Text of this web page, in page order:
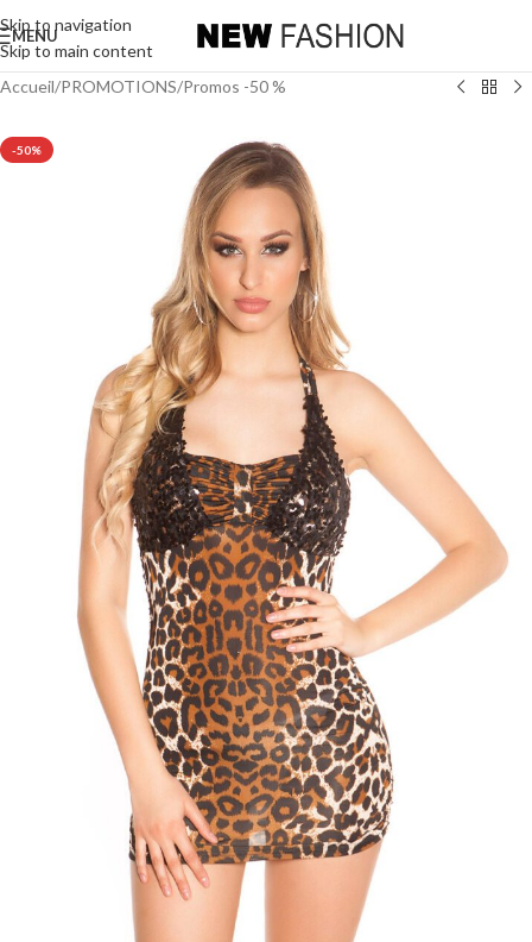
Skip to navigation
Skip to main content
MENU
Accueil/PROMOTIONS/Promos -50 %
-50%